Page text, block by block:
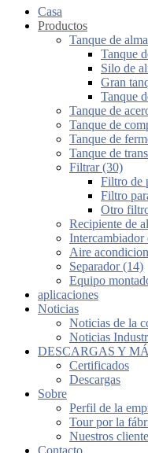
Casa
Productos
Tanque de
Tanque
Silo de
Gran
Tanque
Tanque de
Tanque de
Tanque de
Tanque de
Filtrar (30)
Filtro de
Filtro
Otro
Recipiente de
Intercambiador
Aire
Separador (14)
Equipo
aplicaciones
Noticias
Noticias de la
Noticias
DESCARGAS Y
Certificados
Descargas
Sobre
Perfil de la
Tour por la
Nuestros
Contacto